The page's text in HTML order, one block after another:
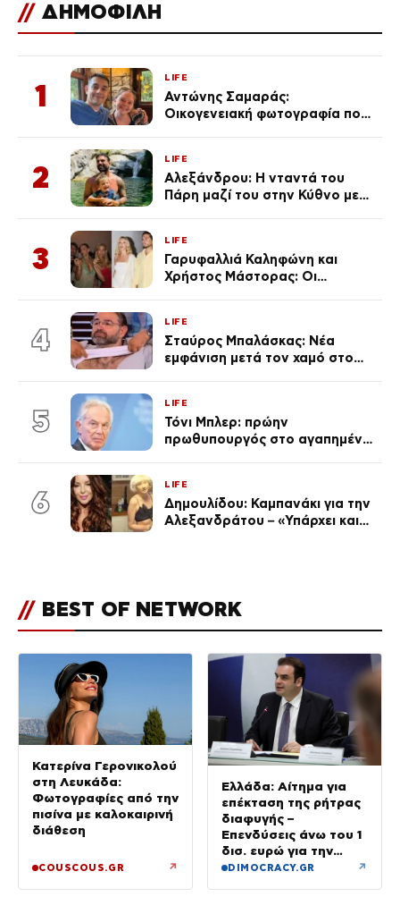
// ΔΗΜΟΦΙΛΗ
1
LIFE
Αντώνης Σαμαράς:
Οικογενειακή φωτογραφία που
Λένας
2
LIFE
Αλεξάνδρου: Η νταντά του
Πάρη μαζί του στην Κύθνο με
3
LIFE
Γαρυφαλλιά Καληφώνη και
Χρήστος Μάστορας: Οι
απαρατήρητη
4
LIFE
Σταύρος Μπαλάσκας: Νέα
εμφάνιση μετά τον χαμό στο
5
LIFE
Τόνι Μπλερ: πρώην
πρωθυπουργός στο αγαπημένο
6
LIFE
Δημουλίδου: Καμπανάκι για την
Αλεξανδράτου – «Υπάρχει και
// BEST OF NETWORK
Κατερίνα Γερονικολού
στη Λευκάδα:
Φωτογραφίες από την
πισίνα με καλοκαιρινή
διάθεση
COUSCOUS.GR ↗
Ελλάδα: Αίτημα για
επέκταση της ρήτρας
διαφυγής –
Επενδύσεις άνω του 1
δισ. ευρώ για την
Ενέργεια έως το 2028
DIMOCRACY.GR ↗